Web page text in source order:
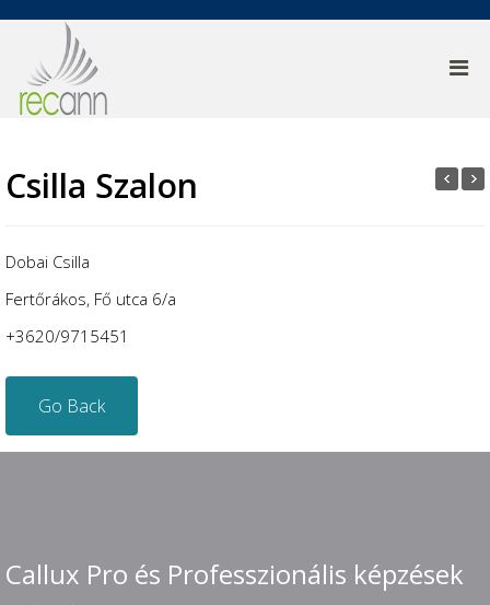
Csilla Szalon
Dobai Csilla
Fertőrákos, Fő utca 6/a
+3620/9715451
Go Back
Callux Pro és Professzionális képzések